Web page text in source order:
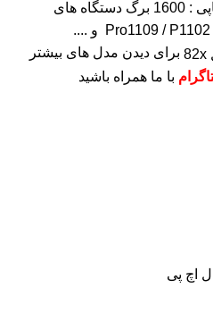
برگ
دستگاه های
برای دیدن مدل های بیشتر
با ما همراه باشید